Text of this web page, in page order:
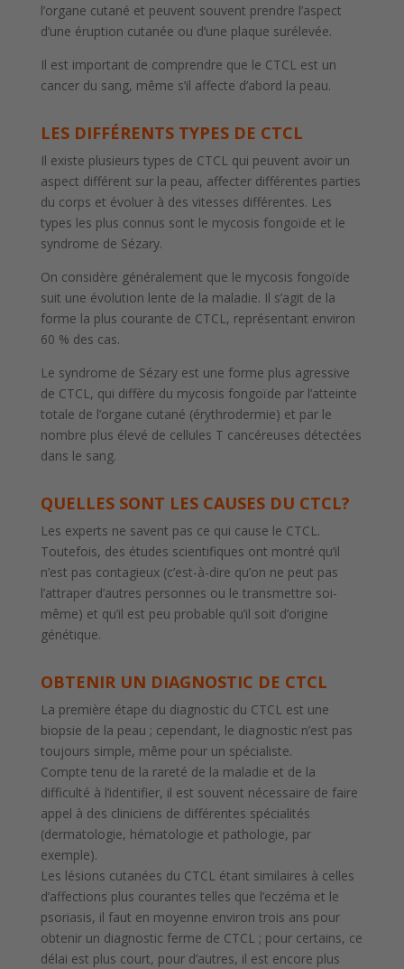
l’organe cutané et peuvent souvent prendre l’aspect
d’une éruption cutanée ou d’une plaque surélevée.
Il est important de comprendre que le CTCL est un
cancer du sang, même s’il affecte d’abord la peau.
LES DIFFÉRENTS TYPES DE CTCL
Il existe plusieurs types de CTCL qui peuvent avoir un
aspect différent sur la peau, affecter différentes parties
du corps et évoluer à des vitesses différentes. Les
types les plus connus sont le mycosis fongoïde et le
syndrome de Sézary.
On considère généralement que le mycosis fongoïde
suit une évolution lente de la maladie. Il s’agit de la
forme la plus courante de CTCL, représentant environ
60 % des cas.
Le syndrome de Sézary est une forme plus agressive
de CTCL, qui diffère du mycosis fongoïde par l’atteinte
totale de l’organe cutané (érythrodermie) et par le
nombre plus élevé de cellules T cancéreuses détectées
dans le sang.
QUELLES SONT LES CAUSES DU CTCL?
Les experts ne savent pas ce qui cause le CTCL.
Toutefois, des études scientifiques ont montré qu’il
n’est pas contagieux (c’est-à-dire qu’on ne peut pas
l’attraper d’autres personnes ou le transmettre soi-
même) et qu’il est peu probable qu’il soit d’origine
génétique.
OBTENIR UN DIAGNOSTIC DE CTCL
La première étape du diagnostic du CTCL est une
biopsie de la peau ; cependant, le diagnostic n’est pas
toujours simple, même pour un spécialiste.
Compte tenu de la rareté de la maladie et de la
difficulté à l’identifier, il est souvent nécessaire de faire
appel à des cliniciens de différentes spécialités
(dermatologie, hématologie et pathologie, par
exemple).
Les lésions cutanées du CTCL étant similaires à celles
d’affections plus courantes telles que l’eczéma et le
psoriasis, il faut en moyenne environ trois ans pour
obtenir un diagnostic ferme de CTCL ; pour certains, ce
délai est plus court, pour d’autres, il est encore plus